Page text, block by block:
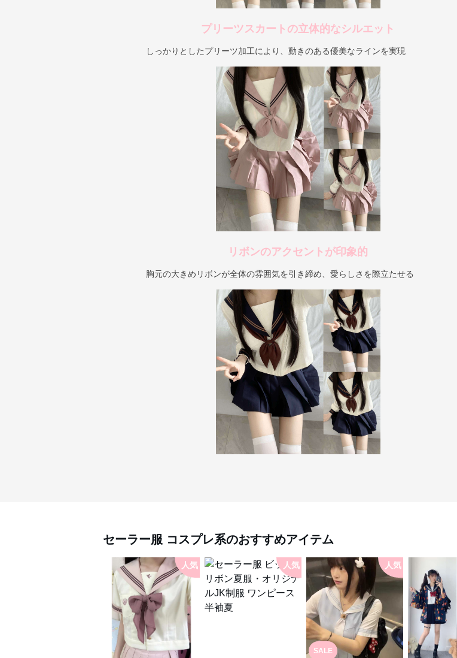
プリーツスカートの立体的なシルエット
しっかりとしたプリーツ加工により、動きのある優美なラインを実現
リボンのアクセントが印象的
胸元の大きめリボンが全体の雰囲気を引き締め、愛らしさを際立たせる
セーラー服 コスプレ系のおすすめアイテム
人気 人気
SALE
人気